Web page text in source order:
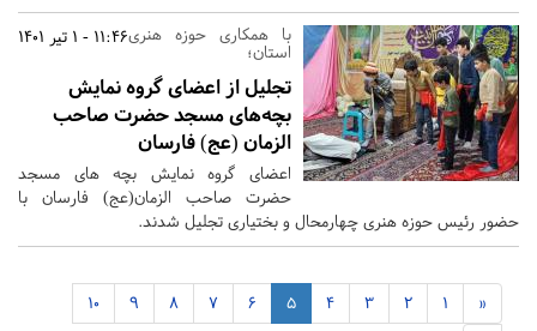
11:46 - 1 تیر 1401با همکاری حوزه هنری
استان؛
تجلیل از اعضای گروه نمایش
بچه‌های مسجد حضرت صاحب
الزمان (عج) فارسان
اعضای گروه نمایش بچه های مسجد
حضرت صاحب الزمان(عج) فارسان با
حضور رئیس حوزه هنری چهارمحال و بختیاری تجلیل شدند.
«
1
2
3
4
5
6
7
8
9
10